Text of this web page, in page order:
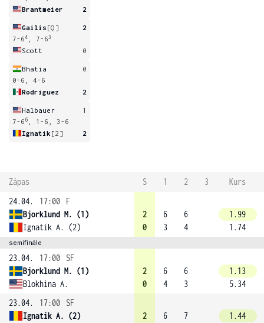
Brantmeier
2
Gailis [Q]
2
7-64 , 7-63
Scott 0
Bhatia
0
0-6, 4-6
Rodriguez
2
Halbauer
1
7-6 6
, 1-6, 3-6
Ignatik [2] 2
Zápas S 1 2 3
Kurs
24.04.
17:00
F
Bjorklund M. (1)
Ignatik A. (2)
2
0
6
3
6
4
1.99
1.74
semifinále
23.04. 17:00
SF
Bjorklund M. (1)
Blokhina A.
2
0
6
4
6
3
1.13
5.34
23.04.
17:00
SF
Ignatik A. (2)
2
6
7
1.44